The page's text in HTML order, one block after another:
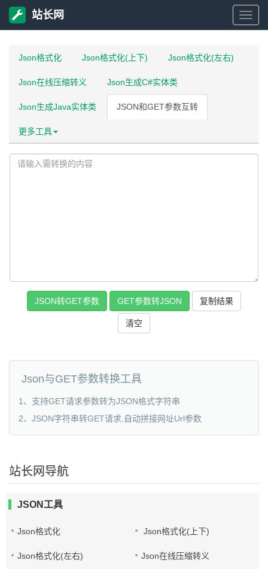
站
站长网
Json格式化 Json格式化(上下) Json格式化(左右)
Json在线压缩转义 Json生成C#实体类
Json生成Java实体类 JSON和GET参数互转
更多工具
JSON转GET参数 GET参数转JSON 复制结果
Json与GET参数转换工具
1、支持GET请求参数转为JSON格式字符串
2、JSON字符串转GET请求,自动拼接网址Url参数
站长网导航
JSON工具
Json格式化 Json格式化(上下)
Json格式化(左右) Json在线压缩转义